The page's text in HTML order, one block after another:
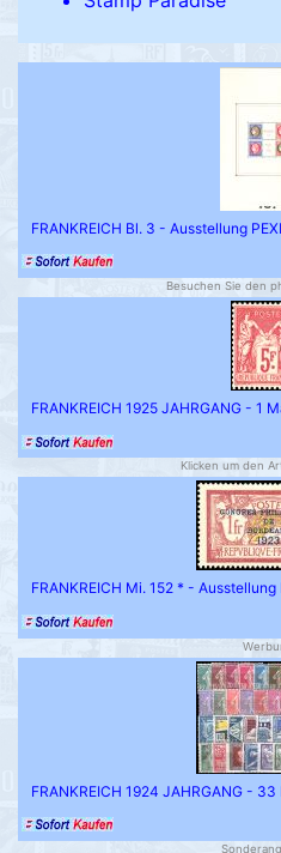
FRANKREICH Bl. 3 - Ausstellung
Besuchen Sie den
FRANKREICH 1925 JAHRGANG - 1
Klicken um den
FRANKREICH Mi. 152 * - Ausstellung
FRANKREICH 1924 JAHRGANG -